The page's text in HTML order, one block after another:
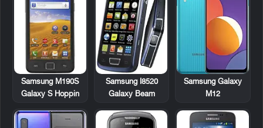
Samsung Galaxy
M12
Samsung I8520
Galaxy Beam
Samsung M190S
Galaxy S Hoppin